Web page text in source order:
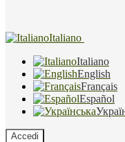
Italiano
Italiano
English
Français
Español
Accedi